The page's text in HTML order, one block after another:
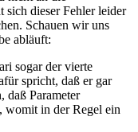
sich dieser Fehler leider
Schauen wir uns
abläuft:
sogar der vierte
spricht, daß er gar
Parameter
womit in der Regel ein